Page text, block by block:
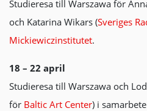
Studieresa till Warszawa för
och Katarina Wikars (Sveriges
Mickiewiczinstitutet.
18 – 22 april
Studieresa till Warszawa och
för Baltic Art Center) i